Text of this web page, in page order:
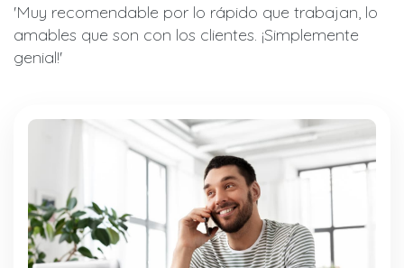
'Muy recomendable por lo rápido que trabajan, lo
amables que son con los clientes. ¡Simplemente
genial!'